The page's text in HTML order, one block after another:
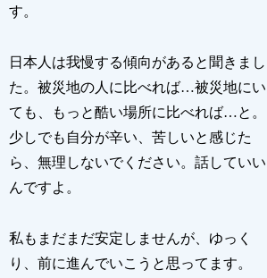
す。
日本人は我慢する傾向があると聞きまし
た。被災地の人に比べれば…被災地にい
ても、もっと酷い場所に比べれば…と。
少しでも自分が辛い、苦しいと感じた
ら、無理しないでください。話していい
んですよ。
私もまだまだ安定しませんが、ゆっく
り、前に進んでいこうと思ってます。